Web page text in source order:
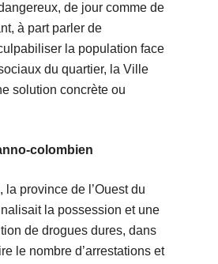
de jour comme de
à part parler de
la population face
du quartier, la Ville
solution concrète ou
colombien
la province de l’Ouest du
la possession et une
de drogues dures, dans
le nombre d’arrestations et